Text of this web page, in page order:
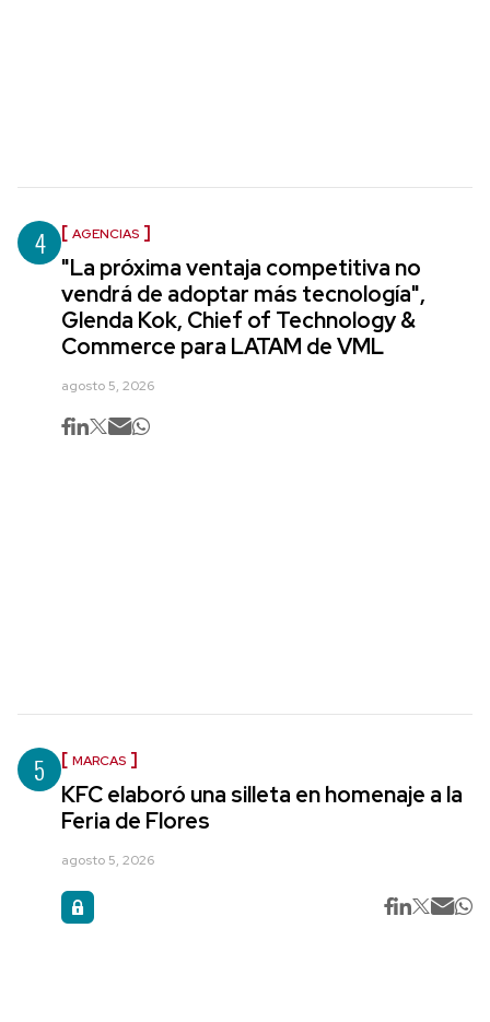
4 AGENCIAS
"La próxima ventaja competitiva no
vendrá de adoptar más tecnología",
Glenda Kok, Chief of Technology &
Commerce para LATAM de VML
agosto 5, 2026
5 MARCAS
KFC elaboró una silleta en homenaje a la
Feria de Flores
agosto 5, 2026